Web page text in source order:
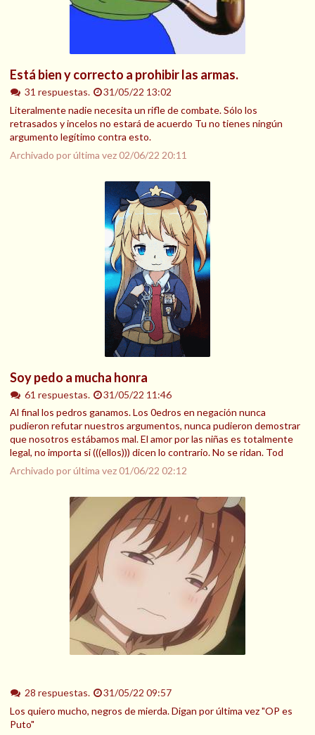
Está bien y correcto a prohibir las armas.
31 respuestas.
31/05/22 13:02
Literalmente nadie necesita un rifle de combate. Sólo los
retrasados y incelos no estará de acuerdo Tu no tienes ningún
argumento legítimo contra esto.
Archivado por última vez02/06/22 20:11
Soy pedo a mucha honra
61 respuestas.
31/05/22 11:46
Al final los pedros ganamos. Los 0edros en negación nunca
pudieron refutar nuestros argumentos, nunca pudieron demostrar
que nosotros estábamos mal. El amor por las niñas es totalmente
legal, no importa si (((ellos))) dicen lo contrario. No se ridan. Tod
Archivado por última vez01/06/22 02:12
28 respuestas.
31/05/22 09:57
Los quiero mucho, negros de mierda. Digan por última vez "OP es
Puto"